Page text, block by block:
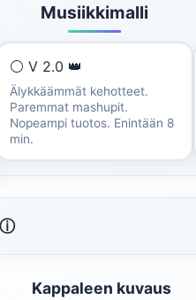
Musiikkimalli
⚪ V 2.0 👑
Älykkäämmät kehotteet.
Paremmat mashupit.
Nopeampi tuotos. Enintään 8
min.
ⓘ
Kappaleen kuvaus